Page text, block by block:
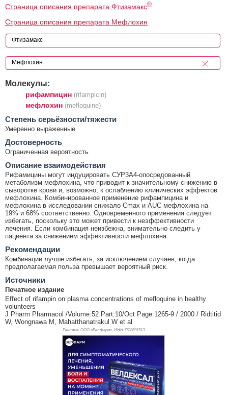
Страница описания препарата Фтизамакс®
Страница описания препарата Мефлохин
Молекулы:
рифампицин (rifampicin)
мефлохин (mefloquine)
Cтепень серьёзности/тяжести
Умеренно выраженные
Достоверность
Ограниченная вероятность
Описание взаимодействия
Рифамицины могут индуцировать СУР3А4-опосредованный
метаболизм мефлохина, что приводит к значительному снижению в
сыворотке крови и, возможно, к ослаблению клинических эффектов
мефлохина. Комбинированное применение рифампицина и
мефлохина в исследовании снижало Cmax и AUC мефлохина на
19% и 68% соответственно. Одновременного применения следует
избегать, поскольку это может привести к неэффективности
лечения. Если комбинация неизбежна, внимательно следить у
пациента за снижением эффективности мефлохина.
Рекомендации
Комбинации лучше избегать, за исключением случаев, когда
предполагаемая польза превышает вероятный риск.
Источники
Печатное издание
Effect of rifampin on plasma concentrations of mefloquine in healthy
volunteers
J Pharm Pharmacol /Volume:52 Part:10/Oct Page:1265-9 / 2000 / Ridtitid
W, Wongnawa M, Mahatthanatrakul W et al
Реклама. ООО «Велфарм», ИНН 7733691513